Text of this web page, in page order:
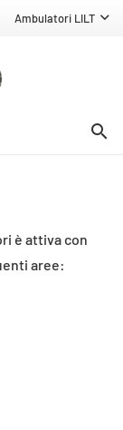
Ambulatori LILT
search
è attiva con
aree: